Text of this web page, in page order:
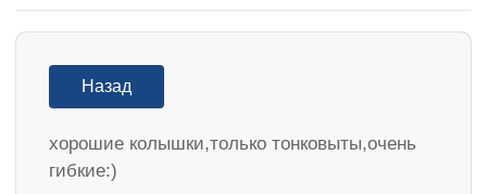
Назад
хорошие колышки,только тонковыты,очень
гибкие:)